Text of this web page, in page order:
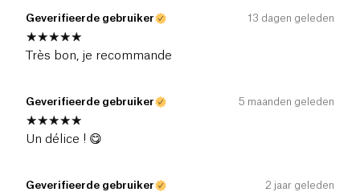
Geverifieerde gebruiker 13 dagen geleden
Très bon, je recommande
Geverifieerde gebruiker 5 maanden geleden
Un délice ! 😋
Geverifieerde gebruiker 2 jaar geleden